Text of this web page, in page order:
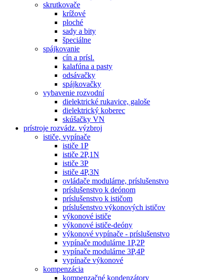
skrutkovače
krížové
ploché
sady a bity
špeciálne
spájkovanie
cín a prísl.
kalafúna a pasty
odsávačky
spájkovačky
vybavenie rozvodní
dielektrické rukavice, galoše
dielektrický koberec
skúšačky VN
prístroje rozvádz. výzbroj
ističe, vypínače
ističe 1P
ističe 2P,1N
ističe 3P
ističe 4P,3N
ovládače modulárne, príslušenstvo
príslušenstvo k deónom
príslušenstvo k ističom
príslušenstvo výkonových ističov
výkonové ističe
výkonové ističe-deóny
výkonové vypínače - príslušenstvo
vypínače modulárne 1P,2P
vypínače modulárne 3P,4P
vypínače výkonové
kompenzácia
kompenzačné kondenzátory